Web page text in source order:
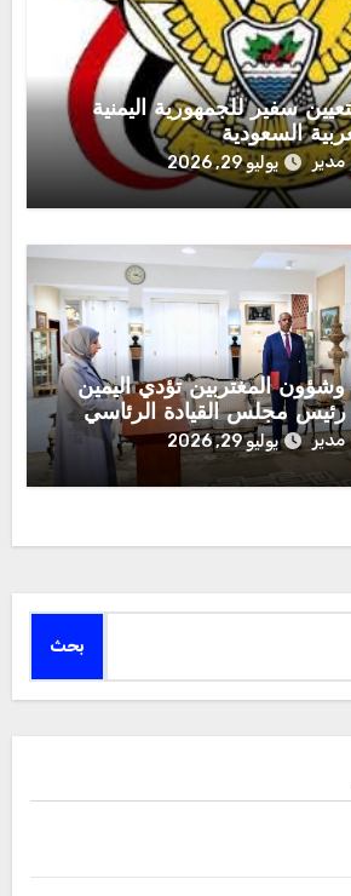
سفير للجمهورية اليمنية
السعودية
مدير يوليو 29, 2026
وشؤون المغتربين تؤدي اليمين
رئيس مجلس القيادة الرئاسي
مدير يوليو 29, 2026